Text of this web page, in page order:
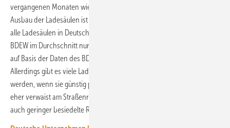
vergangenen Monaten wieder etwas angezogen hat. Doch der
Ausbau der Ladesäulen ist immer noch schneller. Dadurch sind über
alle Ladesäulen in Deutschland gerechnet diese nach Angaben des
BDEW im Durchschnitt nur zu 17 Prozent ausgelastet. Diese wurden
auf Basis der Daten des BDEW-Ladesäulen-Trackers errechnet.
Allerdings gibt es viele Ladestationen, die deutlich stärker frequentiert
werden, wenn sie günstig platziert sind. Aber viele Ladesäulen stehen
eher verwaist am Straßenrand, werden aber trotzdem gebraucht, um
auch geringer besiedelte Regionen abzudecken.